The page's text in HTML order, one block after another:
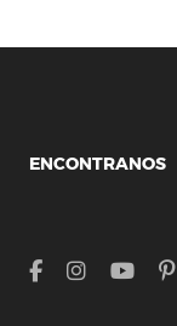
ENCONTRANOS